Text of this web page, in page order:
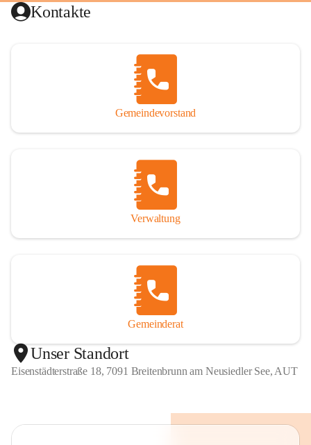
Kontakte
Gemeindevorstand
Verwaltung
Gemeinderat
Unser Standort
Eisenstädterstraße 18, 7091 Breitenbrunn am Neusiedler See, AUT